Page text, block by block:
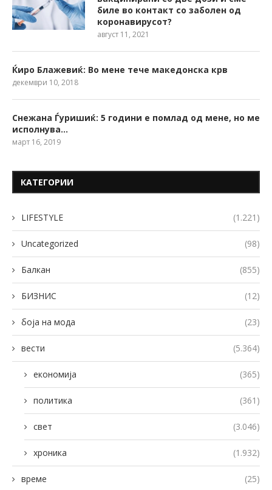
биле во контакт со заболен од
коронавирусот?
август 11, 2021
Ќиро Блажевиќ: Во мене тече македонска крв
декември 10, 2018
Снежана Ѓуришиќ: 5 години е помлад од мене, но ме
исполнува…
март 16, 2019
КАТЕГОРИИ
LIFESTYLE (1.221)
Uncategorized (98)
Балкан (855)
БИЗНИС (12)
боја на мода (23)
вести (5.364)
економија (365)
политика (361)
свет (3.046)
хроника (1.932)
време (25)